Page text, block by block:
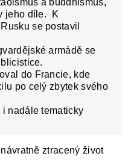
jeho díle. K
se postavil
armádě se
do Francie, kde
po celý zbytek svého
nadále tematicky
ztracený život